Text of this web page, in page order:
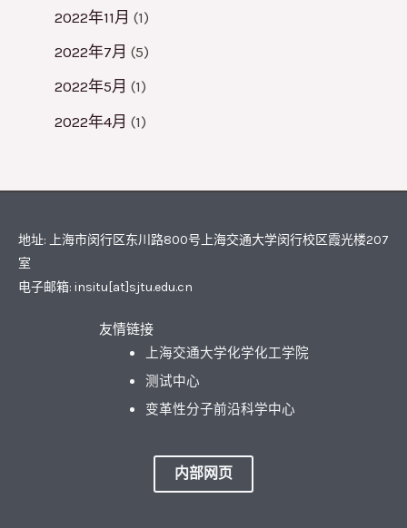
2022年11月 (1)
2022年7月 (5)
2022年5月 (1)
2022年4月 (1)
地址: 上海市闵行区东川路800号上海交通大学闵行校区霞光楼207
室
电子邮箱: insitu[at]sjtu.edu.cn
友情链接
上海交通大学化学化工学院
测试中心
变革性分子前沿科学中心
内部网页